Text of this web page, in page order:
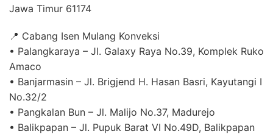
Jawa Timur 61174
📍 Cabang Isen Mulang Konveksi
• Palangkaraya – Jl. Galaxy Raya No.39, Komplek Ruko
Amaco
• Banjarmasin – Jl. Brigjend H. Hasan Basri, Kayutangi I
No.32/2
• Pangkalan Bun – Jl. Malijo No.37, Madurejo
• Balikpapan – Jl. Pupuk Barat VI No.49D, Balikpapan